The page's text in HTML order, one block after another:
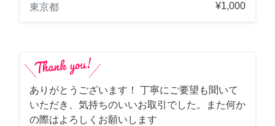
東京都
¥1,000
ありがとうございます！ 丁寧にご要望も聞いて
いただき、気持ちのいいお取引でした。また何か
の際はよろしくお願いします